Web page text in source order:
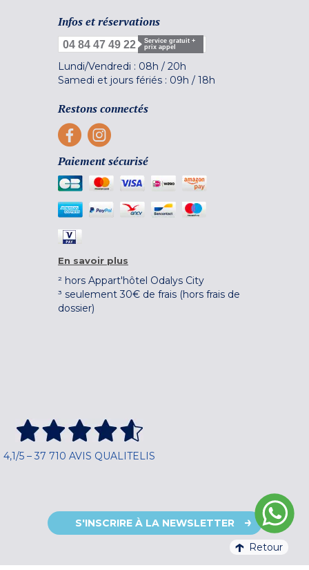
Infos et réservations
04 84 47 49 22
Service gratuit +
prix appel
Lundi/Vendredi : 08h / 20h
Samedi et jours fériés : 09h / 18h
Restons connectés
Paiement sécurisé
En savoir plus
² hors Appart'hôtel Odalys City
³ seulement 30€ de frais (hors frais de
dossier)
4,1/5 – 37 710 AVIS QUALITELIS
S'INSCRIRE À LA NEWSLETTER
Retour